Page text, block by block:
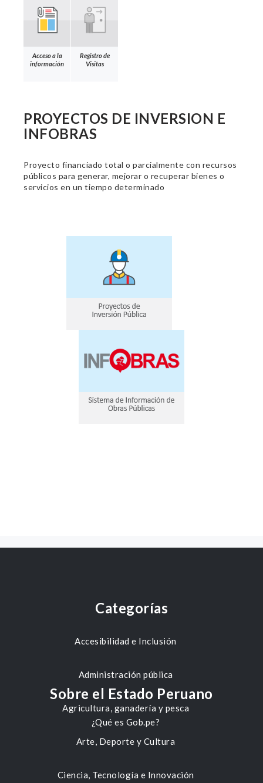
Acceso a la
información
Registro de
Visitas
PROYECTOS DE INVERSION E
INFOBRAS
Proyecto financiado total o parcialmente con recursos
públicos para generar, mejorar o recuperar bienes o
servicios en un tiempo determinado
Categorías
Accesibilidad e Inclusión
Administración pública
Agricultura, ganadería y pesca
Arte, Deporte y Cultura
Ciencia, Tecnología e Innovación
Sobre el Estado Peruano
¿Qué es Gob.pe?